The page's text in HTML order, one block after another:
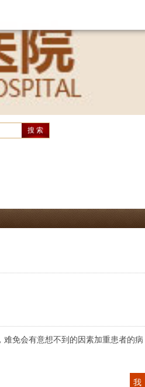
免会有意想不到的因素加重患者的病
我